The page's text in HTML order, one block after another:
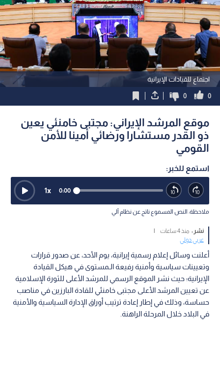
اجتماع للقيادات الإيرانية
0
0
موقع المرشد الإيراني: مجتبى خامنئي يعين
ذو القدر مستشارا ورضائي أمينا للأمن
القومي
استمع للخبر:
0:00
1x
ملاحظة: النص المسموع ناتج عن نظام آلي
نشر : منذ 4 ساعات
|
عربي دولي
أعلنت وسائل إعلام رسمية إيرانية، يوم الأحد، عن صدور قرارات
وتعيينات سياسية وأمنية رفيعة الـمستوى في هيكل القيادة
الإيرانية؛ حيث نشر الموقع الرسمي للمرشد الأعلى للثورة الإسلامية
عن تعيين المرشد الأعلى مجتبى خامنئي للقادة البارزين في مناصب
حساسة، وذلك في إطار إعادة ترتيب أوراق الإدارة السياسية والأمنية
في البلاد خلال المرحلة الراهنة.